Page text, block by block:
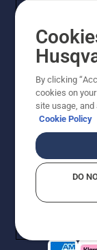
© Husqvarna
Hinnat ovat
pyritään
By clicking
cookies on
site usage,
Cookie Policy
DO